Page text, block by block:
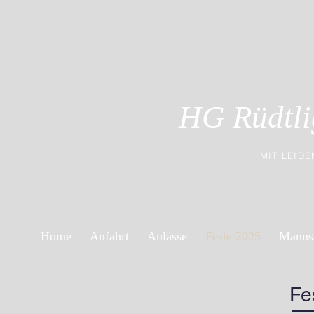
MIT
HG
Home Anfahrt Anlässe Feste 2025